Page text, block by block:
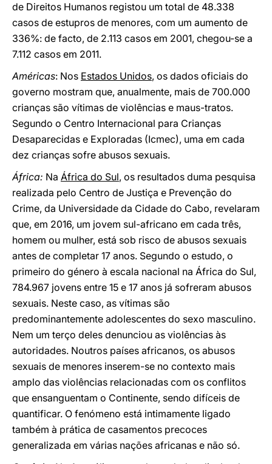
de Direitos Humanos registou um total de 48.338
casos de estupros de menores, com um aumento de
336%: de facto, de 2.113 casos em 2001, chegou-se a
7.112 casos em 2011.
Américas: Nos Estados Unidos, os dados oficiais do
governo mostram que, anualmente, mais de 700.000
crianças são vítimas de violências e maus-tratos.
Segundo o Centro Internacional para Crianças
Desaparecidas e Exploradas (Icmec), uma em cada
dez crianças sofre abusos sexuais.
África: Na África do Sul, os resultados duma pesquisa
realizada pelo Centro de Justiça e Prevenção do
Crime, da Universidade da Cidade do Cabo, revelaram
que, em 2016, um jovem sul-africano em cada três,
homem ou mulher, está sob risco de abusos sexuais
antes de completar 17 anos. Segundo o estudo, o
primeiro do género à escala nacional na África do Sul,
784.967 jovens entre 15 e 17 anos já sofreram abusos
sexuais. Neste caso, as vítimas são
predominantemente adolescentes do sexo masculino.
Nem um terço deles denunciou as violências às
autoridades. Noutros países africanos, os abusos
sexuais de menores inserem-se no contexto mais
amplo das violências relacionadas com os conflitos
que ensanguentam o Continente, sendo difíceis de
quantificar. O fenómeno está intimamente ligado
também à prática de casamentos precoces
generalizada em várias nações africanas e não só.